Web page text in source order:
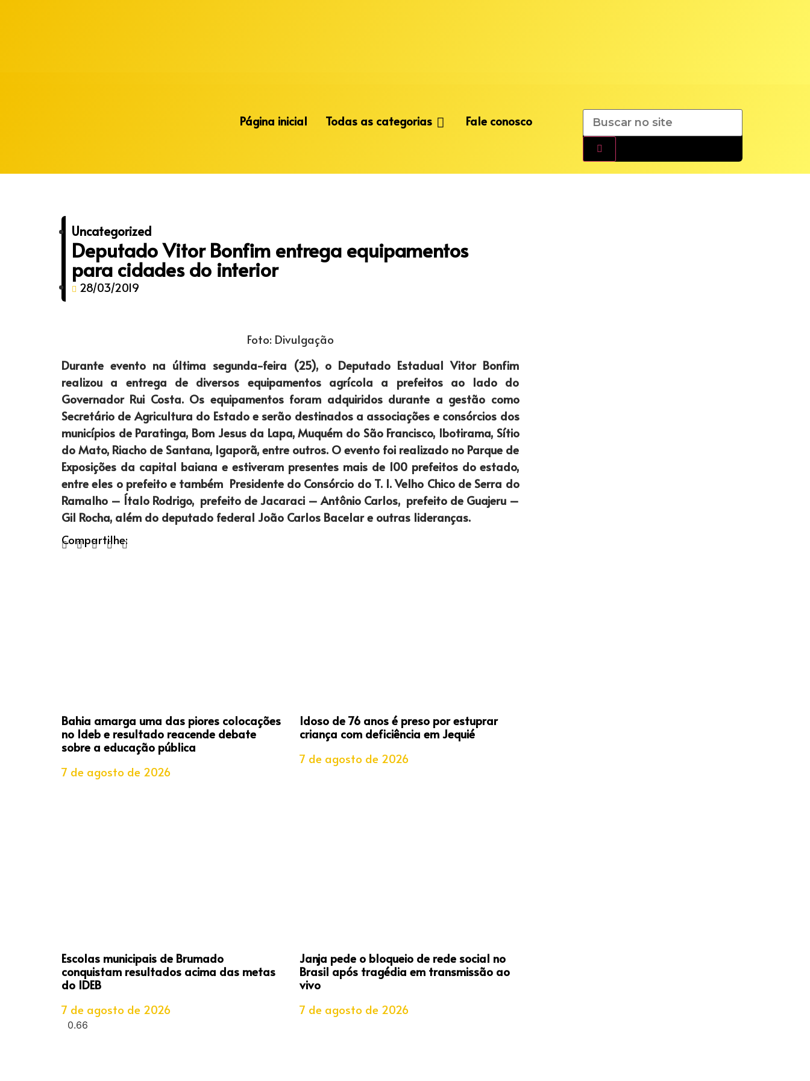
Página inicial Todas as categorias Fale conosco
Uncategorized
Deputado Vitor Bonfim entrega equipamentos
para cidades do interior
28/03/2019
Foto: Divulgação
Durante evento na última segunda-feira (25), o Deputado Estadual Vitor Bonfim
realizou a entrega de diversos equipamentos agrícola a prefeitos ao lado do
Governador Rui Costa. Os equipamentos foram adquiridos durante a gestão como
Secretário de Agricultura do Estado e serão destinados a associações e consórcios dos
municípios de Paratinga, Bom Jesus da Lapa, Muquém do São Francisco, Ibotirama, Sítio
do Mato, Riacho de Santana, Igaporã, entre outros. O evento foi realizado no Parque de
Exposições da capital baiana e estiveram presentes mais de 100 prefeitos do estado,
entre eles o prefeito e também Presidente do Consórcio do T. I. Velho Chico de Serra do
Ramalho – Ítalo Rodrigo, prefeito de Jacaraci – Antônio Carlos, prefeito de Guajeru –
Gil Rocha, além do deputado federal João Carlos Bacelar e outras lideranças.
Compartilhe:
Bahia amarga uma das piores colocações
no Ideb e resultado reacende debate
sobre a educação pública
7 de agosto de 2026
Idoso de 76 anos é preso por estuprar
criança com deficiência em Jequié
7 de agosto de 2026
Escolas municipais de Brumado
conquistam resultados acima das metas
do IDEB
7 de agosto de 2026
Janja pede o bloqueio de rede social no
Brasil após tragédia em transmissão ao
vivo
7 de agosto de 2026